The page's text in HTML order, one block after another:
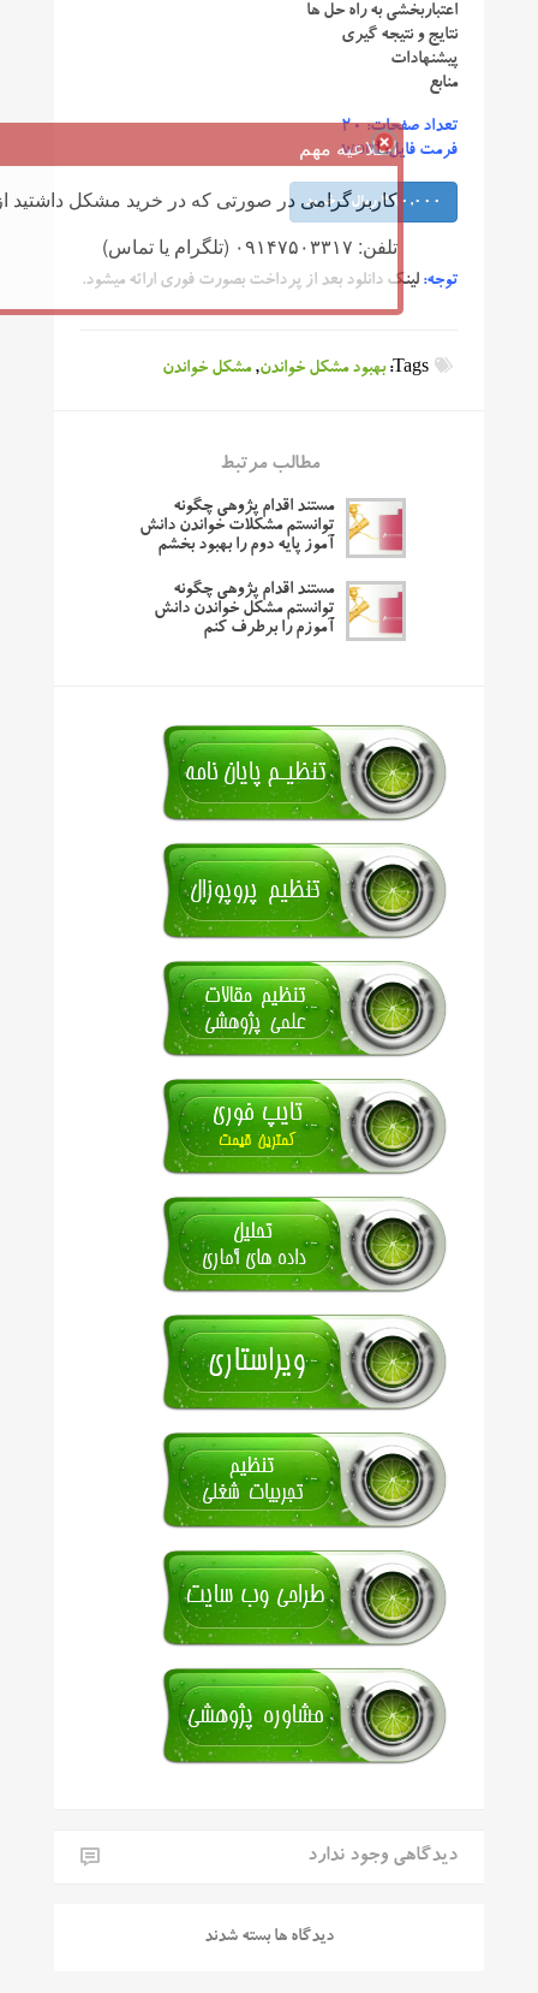
اعتباربخشی به راه حل ها
نتایج و نتیجه گیری
پیشنهادات
منابع
تعداد صفحات: ۲۰
فرمت فایل: word
490,000 ریال – خرید
توجه: لینک دانلود بعد از پرداخت بصورت فوری ارائه میشود.
Tags: بهبود مشکل خواندن,مشکل خواندن
مطالب مرتبط
مستند اقدام پژوهی چگونه
توانستم مشکلات خواندن دانش
آموز پایه دوم را بهبود بخشم
مستند اقدام پژوهی چگونه
توانستم مشکل خواندن دانش
آموزم را برطرف کنم
دیدگاهی وجود ندارد
دیدگاه ها بسته شدند
اطلاعیه مهم
کاربر گرامی در صورتی که در خرید مشکل داشتید
تلفن: ۰۹۱۴۷۵۰۳۳۱۷ (تلگرام یا تماس)